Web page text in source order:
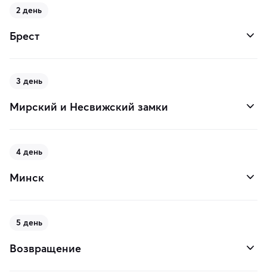
2 день
Брест
3 день
Мирский и Несвижский замки
4 день
Минск
5 день
Возвращение